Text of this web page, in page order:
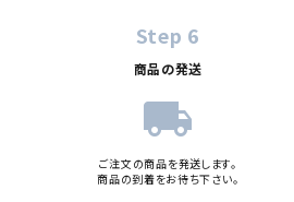
Step 6
商品の発送
local_shipping
ご注文の商品を発送します。
商品の到着をお待ち下さい。